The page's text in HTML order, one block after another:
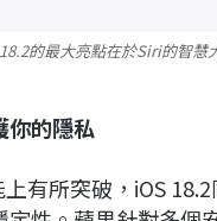
的最大亮點在於Siri的智慧
你的隱私
有所突破，iOS